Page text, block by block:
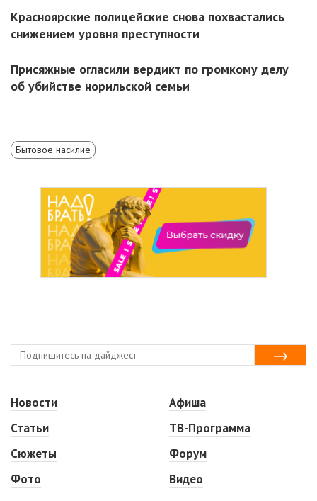
Красноярские полицейские снова похвастались
снижением уровня преступности
Присяжные огласили вердикт по громкому делу
об убийстве норильской семьи
Бытовое насилие
Новости
Статьи
Сюжеты
Фото
Афиша
ТВ-Программа
Форум
Видео